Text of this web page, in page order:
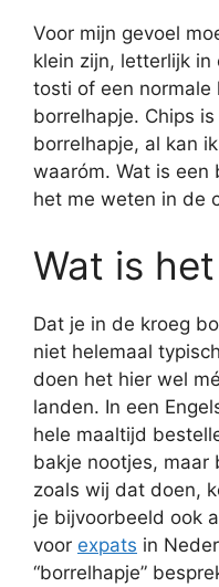
Voor mijn gevoel
klein zijn, letterlijk
tosti of een normale
borrelhapje. Chips
borrelhapje, al kan
waaróm. Wat is een
het me weten in de
Wat is
Dat je in de kroeg
niet helemaal
doen het hier wel
landen. In een
hele maaltijd
bakje nootjes, maar
zoals wij dat doen,
je bijvoorbeeld ook
voor expats in
“borrelhapje”